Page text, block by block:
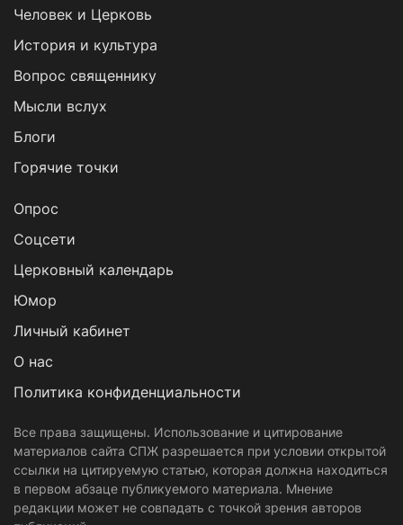
Человек и Церковь
История и культура
Вопрос священнику
Мысли вслух
Блоги
Горячие точки
Опрос
Cоцсети
Церковный календарь
Юмор
Личный кабинет
О нас
Политика конфиденциальности
Все права защищены. Использование и цитирование
материалов сайта СПЖ разрешается при условии открытой
ссылки на цитируемую статью, которая должна находиться
в первом абзаце публикуемого материала. Мнение
редакции может не совпадать с точкой зрения авторов